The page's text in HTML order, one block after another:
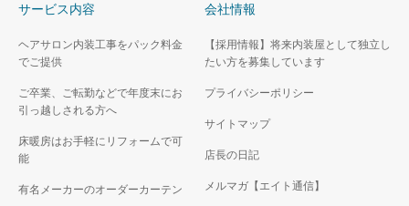
サービス内容
ヘアサロン内装工事をパック料金
でご提供
ご卒業、ご転勤などで年度末にお
引っ越しされる方へ
床暖房はお手軽にリフォームで可
能
有名メーカーのオーダーカーテン
会社情報
【採用情報】将来内装屋として独立し
たい方を募集しています
プライバシーポリシー
サイトマップ
店長の日記
メルマガ【エイト通信】